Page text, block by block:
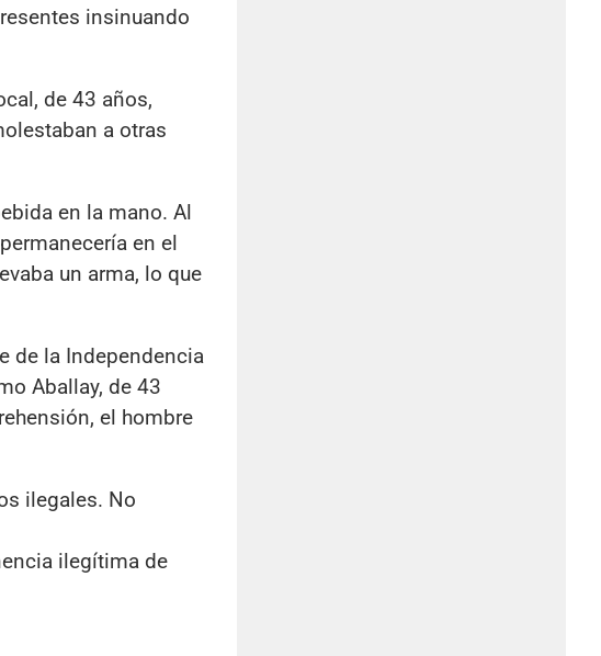
insinuando
de 43 años,
a otras
en la mano. Al
en el
un arma, lo que
de la Independencia
Aballay, de 43
el hombre
ilegales. No
ilegítima de